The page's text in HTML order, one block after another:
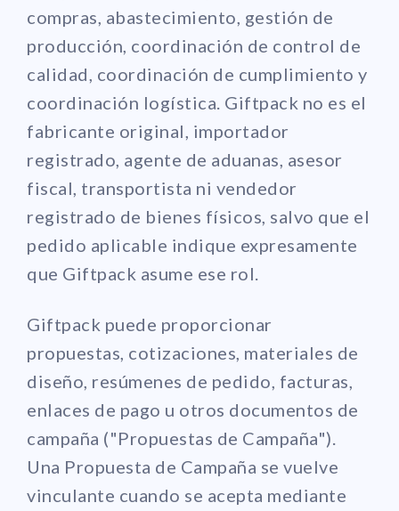
compras, abastecimiento, gestión de
producción, coordinación de control de
calidad, coordinación de cumplimiento y
coordinación logística. Giftpack no es el
fabricante original, importador
registrado, agente de aduanas, asesor
fiscal, transportista ni vendedor
registrado de bienes físicos, salvo que el
pedido aplicable indique expresamente
que Giftpack asume ese rol.
Giftpack puede proporcionar
propuestas, cotizaciones, materiales de
diseño, resúmenes de pedido, facturas,
enlaces de pago u otros documentos de
campaña ("Propuestas de Campaña").
Una Propuesta de Campaña se vuelve
vinculante cuando se acepta mediante